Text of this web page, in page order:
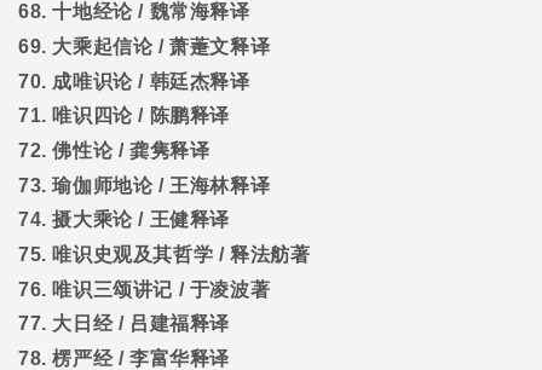
68.十地经论/ 魏常海释译
69. 大乘起信论/萧萐文释译
70. 成唯识论/ 韩廷杰释译
71. 唯识四论/ 陈鹏释译
72.佛性论/龚隽释译
73.瑜伽师地论/ 王海林释译
74.摄大乘论/ 王健释译
75. 唯识史观及其哲学 /释法舫著
76. 唯识三颂讲记 / 于凌波著
77. 大日经/ 吕建福释译
78.楞严经/李富华释译